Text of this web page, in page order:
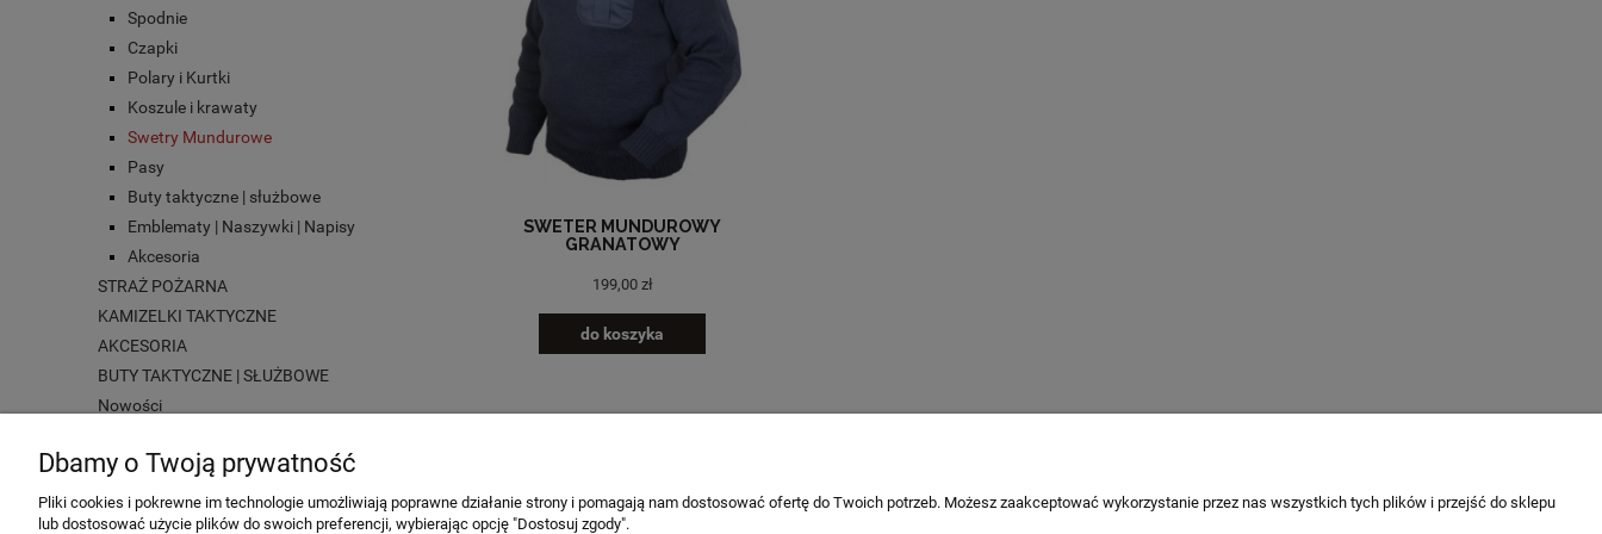
Spodnie
Czapki
Polary i Kurtki
Koszule i krawaty
Swetry Mundurowe
Pasy
Buty taktyczne | służbowe
Emblematy | Naszywki | Napisy
Akcesoria
STRAŻ POŻARNA
KAMIZELKI TAKTYCZNE
AKCESORIA
BUTY TAKTYCZNE | SŁUŻBOWE
Nowości
SWETER MUNDUROWY
GRANATOWY
199,00 zł
do koszyka
MOJE KONTO POMOC PŁATNOŚCI I DOSTAWA INFORMACJE O NAS
Dbamy o Twoją prywatność
Pliki cookies i pokrewne im technologie umożliwiają poprawne działanie strony i pomagają nam dostosować ofertę do Twoich potrzeb. Możesz zaakceptować wykorzystanie przez nas wszystkich tych plików i przejść do sklepu
lub dostosować użycie plików do swoich preferencji, wybierając opcję "Dostosuj zgody".